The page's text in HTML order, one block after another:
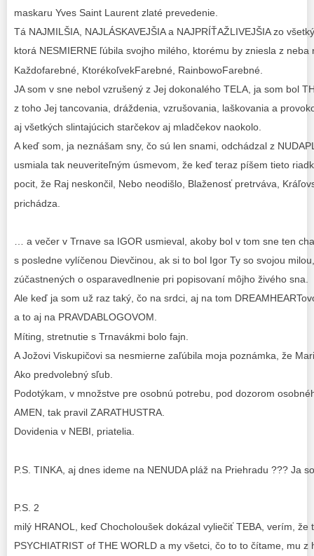
maskaru Yves Saint Laurent zlaté prevedenie.
Tá NAJMILŠIA, NAJLÁSKAVEJŠIA a NAJPRÍŤAŽLIVEJŠIA zo
ktorá NESMIERNE ľúbila svojho milého, ktorému by zniesla z neba
Každofarebné, KtorékoľvekFarebné, RainbowoFarebné.
JA som v sne nebol vzrušený z Jej dokonalého TELA, ja som bol
z toho Jej tancovania, dráždenia, vzrušovania, laškovania a
aj všetkých slintajúcich starčekov aj mladčekov naokolo.
A keď som, ja neznášam sny, čo sú len snami, odchádzal z
usmiala tak neuveriteľným úsmevom, že keď teraz píšem tieto
pocit, že Raj neskončil, Nebo neodišlo, Blaženosť pretrváva,
prichádza.
… a večer v Trnave sa IGOR usmieval, akoby bol v tom sne ten
s posledne vylíčenou Dievčinou, ak si to bol Igor Ty so svojou
zúčastnených o osparavedlnenie pri popisovaní môjho živého sna.
Ale keď ja som už raz taký, čo na srdci, aj na tom
a to aj na PRAVDABLOGOVOM.
Míting, stretnutie s Trnavákmi bolo fajn.
A Jožovi Viskupičovi sa nesmierne zaľúbila moja poznámka, že
Ako predvolebný sľub.
Podotýkam, v množstve pre osobnú potrebu, pod dozorom
AMEN, tak pravil ZARATHUSTRA.
Dovidenia v NEBI, priatelia.
P.S. TINKA, aj dnes ideme na NENUDA pláž na Priehradu ??? Ja
P.S. 2
milý HRANOL, keď Chocholoušek dokázal vyliečiť TEBA, verím, že
PSYCHIATRIST of THE WORLD a my všetci, čo to to čítame, mu z